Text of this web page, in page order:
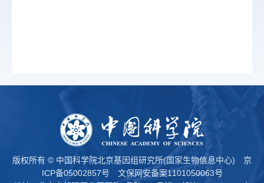
版权所有 © 中国科学院北京基因组研究所(国家生物信息中心) 京
ICP备05002857号
文保网安备案1101050063号